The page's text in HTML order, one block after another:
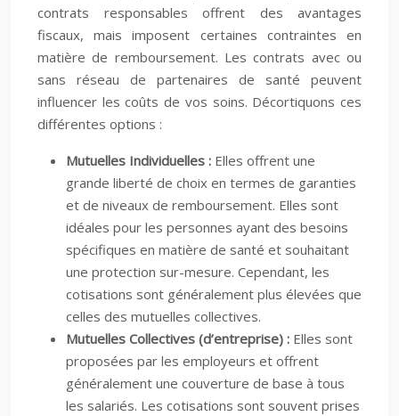
contrats responsables offrent des avantages
fiscaux, mais imposent certaines contraintes en
matière de remboursement. Les contrats avec ou
sans réseau de partenaires de santé peuvent
influencer les coûts de vos soins. Décortiquons ces
différentes options :
Mutuelles Individuelles : Elles offrent une
grande liberté de choix en termes de garanties
et de niveaux de remboursement. Elles sont
idéales pour les personnes ayant des besoins
spécifiques en matière de santé et souhaitant
une protection sur-mesure. Cependant, les
cotisations sont généralement plus élevées que
celles des mutuelles collectives.
Mutuelles Collectives (d’entreprise) : Elles sont
proposées par les employeurs et offrent
généralement une couverture de base à tous
les salariés. Les cotisations sont souvent prises